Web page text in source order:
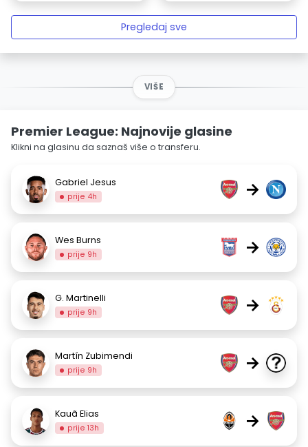
Pregledaj sve
VIŠE
Premier League: Najnovije glasine
Klikni na glasinu da saznaš više o transferu.
Gabriel Jesus
prije 4h →
Wes Burns
prije 9h →
G. Martinelli
prije 9h →
Martín Zubimendi
prije 9h →
Kauã Elias
prije 13h →